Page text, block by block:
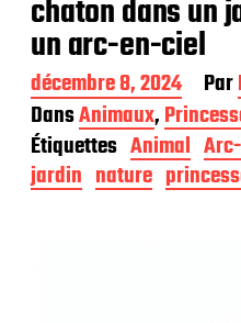
chaton dans un
un arc-en-ciel
D
a
t
e
d
e
décembre 8, 2024 Par
DansAnimaux,
Étiquettes Animal
jardin nature